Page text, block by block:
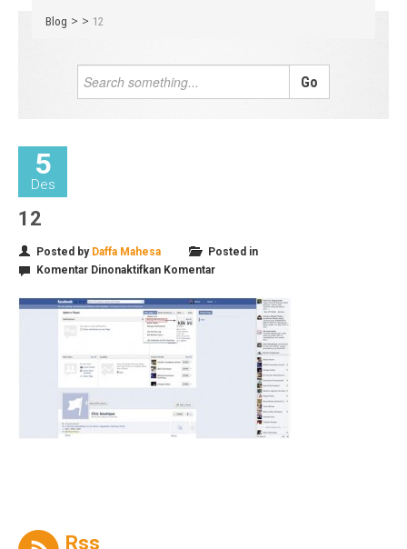
Blog > > 12
5
Des
12
Posted by Daffa Mahesa
Posted in
Komentar Dinonaktifkanpada
Komentar
Rss